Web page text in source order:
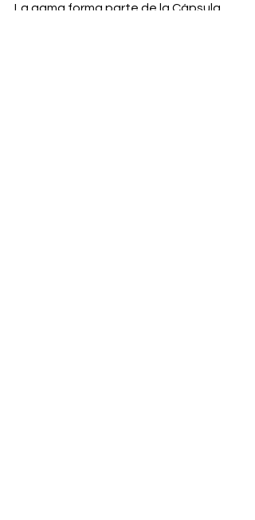
La gama forma parte de la Cápsula